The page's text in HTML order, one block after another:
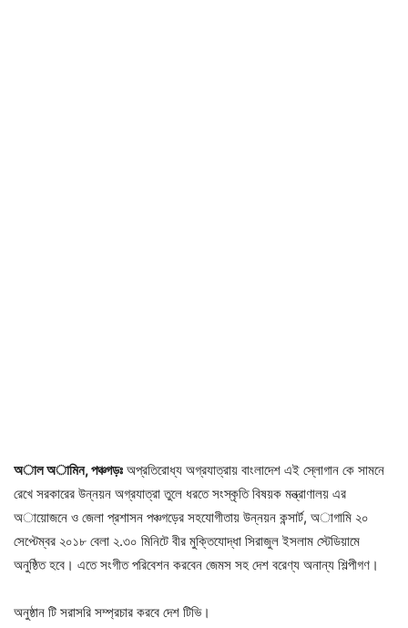
অাল অামিন, পঞ্চগড়ঃ অপ্রতিরোধ্য অগ্রযাত্রায় বাংলাদেশ এই স্লোগান কে সামনে
রেখে সরকারের উন্নয়ন অগ্রযাত্রা তুলে ধরতে সংস্কৃতি বিষয়ক মন্ত্রাণালয় এর
অায়োজনে ও জেলা প্রশাসন পঞ্চগড়ের সহযোগীতায় উন্নয়ন কন্সার্ট, অাগামি ২০
সেপ্টেম্বর ২০১৮ বেলা ২.৩০ মিনিটে বীর মুক্তিযোদ্ধা সিরাজুল ইসলাম স্টেডিয়ামে
অনুষ্ঠিত হবে। এতে সংগীত পরিবেশন করবেন জেমস সহ দেশ বরেণ্য অনান্য শিল্পীগণ।
অনুষ্ঠান টি সরাসরি সম্প্রচার করবে দেশ টিভি।